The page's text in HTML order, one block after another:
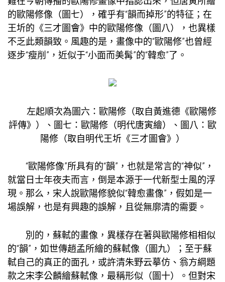
的歐陽修像（圖七），確乎有“韻而掉形”的特征；在
王圻的《三才圖會》中的歐陽修像（圖八），也異樣
不乏此類韻致。風趣的是，畫像中的“歐陽修”也曾經
逐步“瘦削”，近似于“小面而美髯”的“韓愈”了。
左起順次為圖六：歐陽修（取自黃進德《歐陽修
評傳》）、圖七：歐陽修（明代唐寅繪）、圖八：歐
陽修（取自明代王圻《三才圖會》）
“歐陽修像”所具有的“韻”，也就是常言的“神似”，
就當日士年夜夫而言，倒是本源于一代新型士風的浮
現。那么，宋人說歐陽修貌似“韓愈畫像”，假如是一
場誤解，也是有興趣的誤解，且從無廓清的需要。
別的，蘇軾的畫像，異樣存在著與歐陽修相相似
的“韻”，如世傳趙孟所繪的蘇軾像（圖九）；至于蘇
軾自己的真正的面孔，或許清朱野云摹仿、翁方綱題
款之宋李公麟繪蘇軾像，最稱形似（圖十）。但對宋